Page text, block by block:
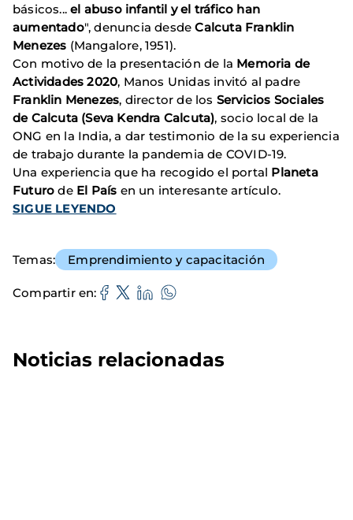
básicos...el abuso infantil y el tráfico han
aumentado", denuncia desdeCalcuta Franklin
Menezes (Mangalore, 1951).
Con motivo de la presentación de la Memoria de
Actividades 2020, Manos Unidas invitó al padre
Franklin Menezes, director de los Servicios Sociales
de Calcuta (Seva Kendra Calcuta), socio local de la
ONG en la India, a dar testimonio de la su experiencia
de trabajo durante la pandemia de COVID-19.
Una experiencia que ha recogido el portal Planeta
Futuro de El País en un interesante artículo.
SIGUE LEYENDO
Temas Emprendimiento y capacitación
Compartir en
Noticias relacionadas